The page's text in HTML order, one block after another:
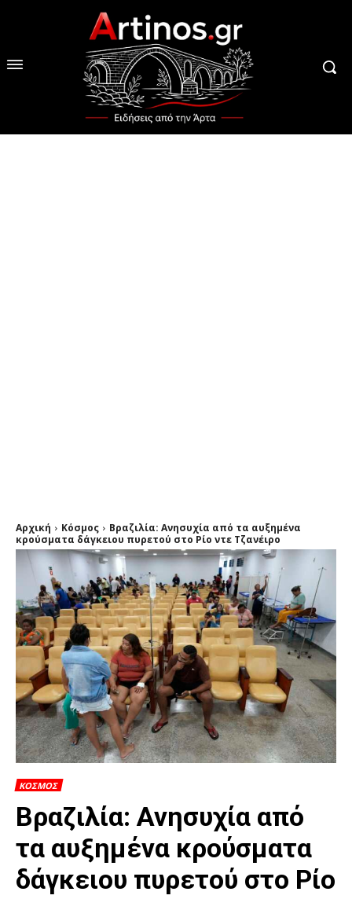
Αρχική Κόσμος
Βραζιλία: Ανησυχία από τα αυξημένα
κρούσματα δάγκειου πυρετού στο Ρίο ντε Τζανέιρο
ΚΟΣΜΟΣ
Βραζιλία: Ανησυχία από
τα αυξημένα κρούσματα
δάγκειου πυρετού στο Ρίο